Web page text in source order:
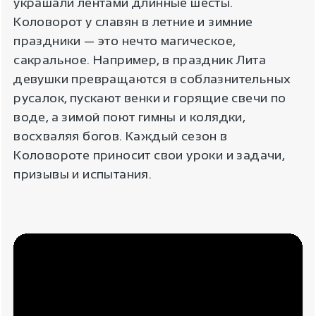
Коловорот у славян в летние и зимние
праздники — это нечто магическое,
сакральное. Например, в праздник Лита
девушки превращаются в соблазнительных
русалок, пускают венки и горящие свечи по
воде, а зимой поют гимны и колядки,
восхваляя богов. Каждый сезон в
Коловороте приносит свои уроки и задачи,
призывы и испытания.